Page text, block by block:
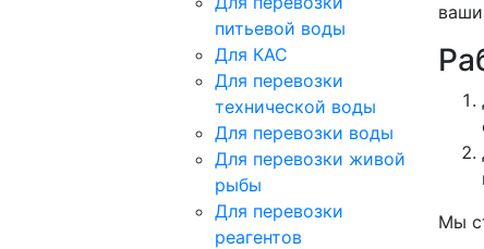
питьевой воды
Для КАС
Для перевозки
технической воды
Для перевозки воды
Для перевозки живой
рыбы
Для перевозки
реагентов
Мы